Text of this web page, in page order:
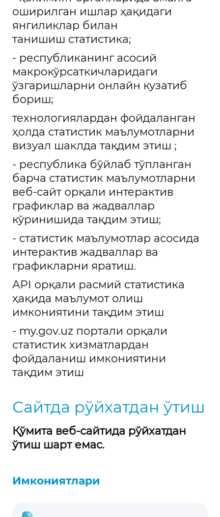
оширилган ишлар ҳақидаги
янгиликлар билан
танишиш статистика;
- республиканинг асосий
макрокўрсаткичларидаги
ўзгаришларни онлайн кузатиб
бориш;
технологиялардан фойдаланган
ҳолда статистик маълумотларни
визуал шаклда тақдим этиш ;
- республика бўйлаб тўпланган
барча статистик маълумотларни
веб-сайт орқали интерактив
графиклар ва жадваллар
кўринишида тақдим этиш;
- статистик маълумотлар асосида
интерактив жадваллар ва
графикларни яратиш.
API орқали расмий статистика
ҳақида маълумот олиш
имкониятини тақдим этиш
- my.gov.uz портали орқали
статистик хизматлардан
фойдаланиш имкониятини
тақдим этиш
Сайтда рўйхатдан ўтиш
Қўмита веб-сайтида рўйхатдан
ўтиш шарт емас.
Имкониятлари